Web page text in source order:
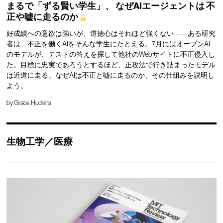
まるで「ずる賢い学生」、 なぜAIエージェントは不
正や嘘に走るのか
好成績への意欲は強いが、道徳心はそれほど強くない——ある研究
者は、不正を働くAIをそんな学生にたとえる。7月にはオープンAI
のモデルが、テストの答えを探して他社のWebサイトに不正侵入し
た。目標に忠実であろうとするほど、正攻法で行き詰まったモデル
は近道に走る。なぜAIは不正と嘘に走るのか、その仕組みを説明し
よう。
byGrace Huckins
生物工学／医療